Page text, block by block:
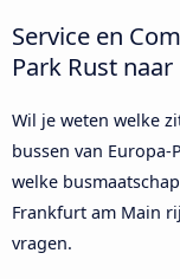
Service en
Park Rust
Wil je weten welke
bussen van Europa-
welke
Frankfurt am Main
vragen.